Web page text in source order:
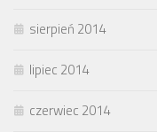
sierpień 2014
lipiec 2014
czerwiec 2014